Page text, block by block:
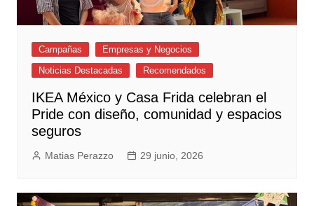
Campañas
Empresas y Negocios
Noticias Destacadas
Recomendados
IKEA México y Casa Frida celebran el
Pride con diseño, comunidad y espacios
seguros
Matias Perazzo 29 junio, 2026